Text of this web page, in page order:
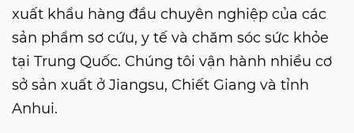
xuất khẩu hàng đầu chuyên nghiệp của các
sản phẩm sơ cứu, y tế và chăm sóc sức khỏe
tại Trung Quốc. Chúng tôi vận hành nhiều cơ
sở sản xuất ở Jiangsu, Chiết Giang và tỉnh
Anhui.